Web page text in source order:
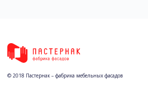
© 2018 Пастернак – фабрика мебельных фасадов